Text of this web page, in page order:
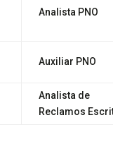
Analista PNO
Auxiliar PNO
Analista de
Reclamos